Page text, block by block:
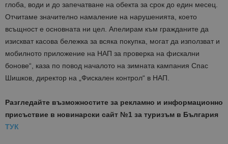
глоба, води и до запечатване на обекта за срок до един месец.
Отчитаме значително намаление на нарушенията, което
всъщност е основната ни цел. Апелирам към гражданите да
изискват касова бележка за всяка покупка, могат да използват и
мобилното приложение на НАП за проверка на фискални
бонове“, каза по повод началото на зимната кампания Спас
Шишков, директор на „Фискален контрол“ в НАП.
Разгледайте възможностите за рекламно и информационно
присъствие в новинарски сайт №1 за туризъм в България
ТУК